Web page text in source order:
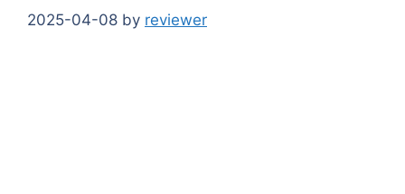
2025-04-08 by reviewer